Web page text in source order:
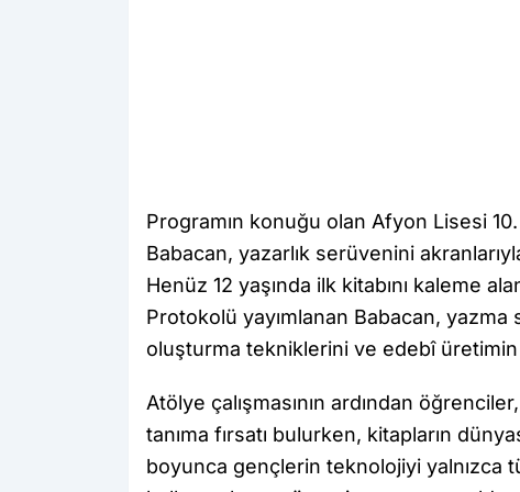
Programın konuğu olan Afyon Lisesi
Babacan, yazarlık serüvenini
Henüz 12 yaşında ilk kitabını kaleme
Protokolü yayımlanan Babacan,
oluşturma tekniklerini ve edebî
Atölye çalışmasının ardından
tanıma fırsatı bulurken, kitapların
boyunca gençlerin teknolojiyi yalnızca